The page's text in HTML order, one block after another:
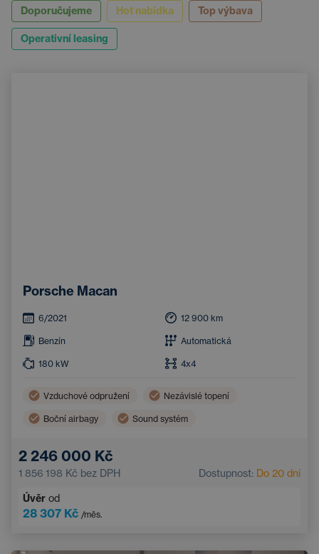
Doporučujeme Hot nabídka Top výbava
Operativní leasing
Porsche Macan
6/2021 12 900 km
Benzín Automatická
180 kW 4x4
Vzduchové odpružení Nezávislé topení
Boční airbagy Sound systém
Parkovací asistent
Elektricky nastavitelná sedadla s pamětí
2 246 000 Kč
1 856 198 Kč bez DPH Dostupnost: Do 20 dní
Úvěr od
28 307 Kč /měs.